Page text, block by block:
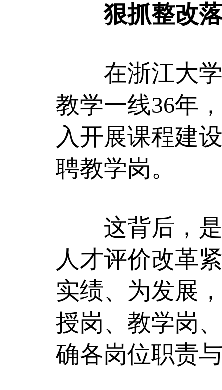
狠抓整改
在浙江大学
教学一线36年
入开展课程建
聘教学岗。
这背后，是
人才评价改革
实绩、为发展
授岗、教学岗
确各岗位职责